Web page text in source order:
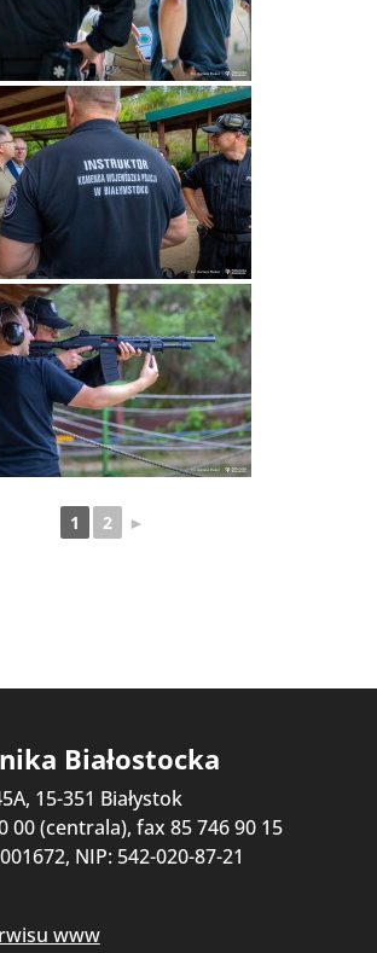
1 2 ►
Białostocka
15-351 Białystok
00 (centrala), fax 85 746 90 15
NIP: 542-020-87-21
www